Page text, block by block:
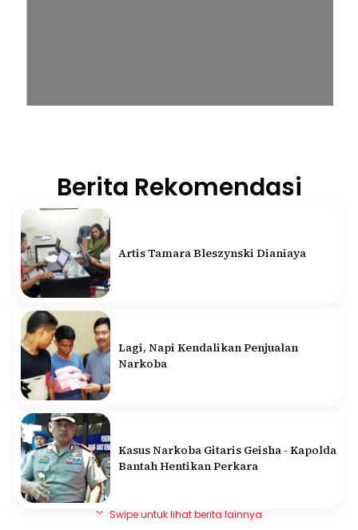
Berita Rekomendasi
Artis Tamara Bleszynski Dianiaya
Lagi, Napi Kendalikan Penjualan
Narkoba
Kasus Narkoba Gitaris Geisha - Kapolda
Bantah Hentikan Perkara
Swipe untuk lihat berita lainnya